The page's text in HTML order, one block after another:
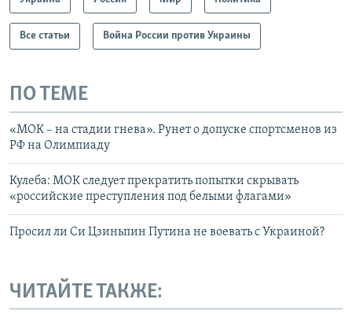
Все статьи Война России против Украины
ПО ТЕМЕ
«МОК – на стадии гнева». Рунет о допуске спортсменов из
РФ на Олимпиаду
Кулеба: МОК следует прекратить попытки скрывать
«российские преступления под белыми флагами»
Просил ли Си Цзиньпин Путина не воевать с Украиной?
ЧИТАЙТЕ ТАКЖЕ: